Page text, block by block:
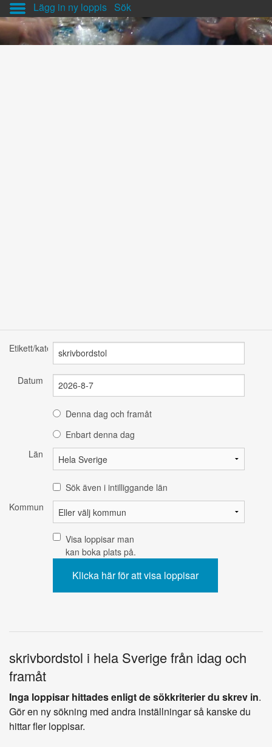
Lägg in ny loppis Sök
Etikett/kategori
Datum
Denna dag och framåt
Enbart denna dag
Län
Sök även i intilliggande län
Kommun
Visa loppisar man
kan boka plats på.
skrivbordstol i hela Sverige från idag och
framåt
Inga loppisar hittades enligt de sökkriterier du skrev in.
Gör en ny sökning med andra inställningar så kanske du
hittar fler loppisar.